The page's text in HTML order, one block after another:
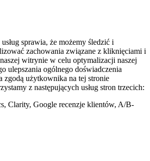
sprawia, że możemy śledzić i
zachowania związane z kliknięciami i
witrynie w celu optymalizacji naszej
ulepszania ogólnego doświadczenia
zgodą użytkownika na tej stronie
z następujących usług stron trzecich:
Clarity, Google recenzje klientów, A/B-